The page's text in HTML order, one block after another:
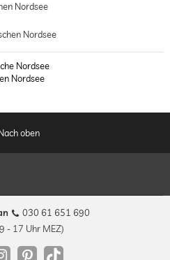
Nordsee
Nordsee
Nordsee
Nordsee
oben
030 61 651 690
- 17 Uhr MEZ)